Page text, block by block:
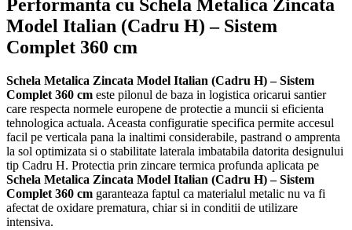
Performanta cu Schela Metalica Zincata
Model Italian (Cadru H) – Sistem
Complet 360 cm
Schela Metalica Zincata Model Italian (Cadru H) – Sistem
Complet 360 cm este pilonul de baza in logistica oricarui santier
care respecta normele europene de protectie a muncii si eficienta
tehnologica actuala. Aceasta configuratie specifica permite accesul
facil pe verticala pana la inaltimi considerabile, pastrand o amprenta
la sol optimizata si o stabilitate laterala imbatabila datorita designului
tip Cadru H. Protectia prin zincare termica profunda aplicata pe
Schela Metalica Zincata Model Italian (Cadru H) – Sistem
Complet 360 cm garanteaza faptul ca materialul metalic nu va fi
afectat de oxidare prematura, chiar si in conditii de utilizare
intensiva.